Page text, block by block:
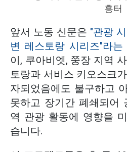
흥터
앞서 노동 신문은 "관광
변 레스토랑 시리즈"라는
이, 쿠아비엣, 쭝장 지역
토랑과 서비스 키오스크
자되었음에도 불구하고
못하고 장기간 폐쇄되어
역 관광 활동에 영향을
습니다.